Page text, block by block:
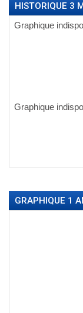
HISTORIQUE 3
GRAPHIQUE 1